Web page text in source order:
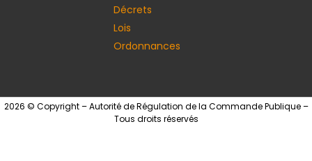
Décrets
Lois
Ordonnances
2026 © Copyright – Autorité de Régulation de la Commande Publique –
Tous droits réservés